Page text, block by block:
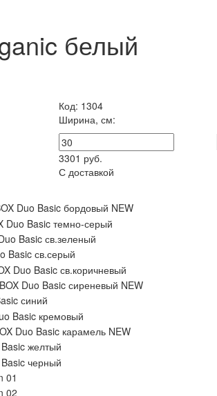
белый
Код: 1304
Ширина, см:
3301 руб.
С доставкой